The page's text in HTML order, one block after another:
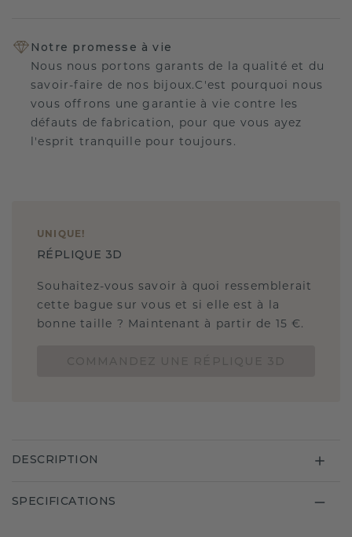
Notre promesse à vie
Nous nous portons garants de la qualité et du
savoir-faire de nos bijoux.C'est pourquoi nous
vous offrons une garantie à vie contre les
défauts de fabrication, pour que vous ayez
l'esprit tranquille pour toujours.
UNIQUE !
RÉPLIQUE 3D
Souhaitez-vous savoir à quoi ressemblerait
cette bague sur vous et si elle est à la
bonne taille ? Maintenant à partir de 15 €.
DESCRIPTION
SPECIFICATIONS